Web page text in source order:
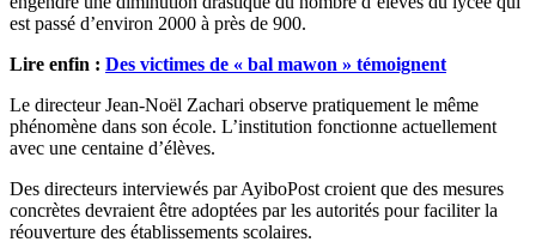
est passé d’environ 2000 à près de 900.
Lire enfin : Des victimes de « bal mawon » témoignent
Le directeur Jean-Noël Zachari observe pratiquement le même
phénomène dans son école. L’institution fonctionne actuellement
avec une centaine d’élèves.
Des directeurs interviewés par AyiboPost croient que des mesures
concrètes devraient être adoptées par les autorités pour faciliter la
réouverture des établissements scolaires.